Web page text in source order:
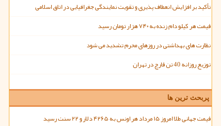
تأکید بر افزایش انعطاف پذیری و تقویت نمایندگی جغرافیایی در اتاق اسلامی
قیمت هر کیلو دام زنده به ۷۴۰ هزار تومان رسید
نظارت های بهداشتی در روزهای محرم تشدید می شود
توزیع روزانه 40 تن قارچ در تهران
پربحث ترین ها
قیمت جهانی طلا امروز ۱۵ مرداد هر اونس به ۴۲۶۵ دلار و ۲۲ سنت رسید